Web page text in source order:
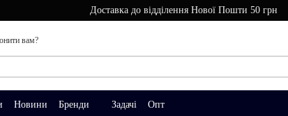
Доставка до відділення Нової Пошти 50 грн
вам?
Новини Бренди Задачі Опт